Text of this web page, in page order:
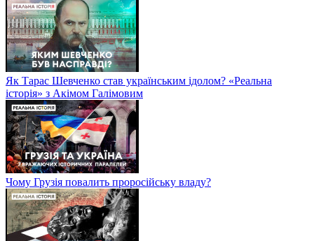
Як Тарас Шевченко став українським ідолом? «Реальна
історія» з Акімом Галімовим
Чому Грузія повалить проросійську владу?